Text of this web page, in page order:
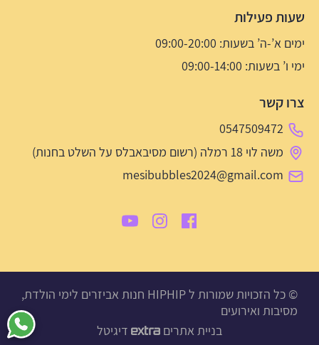
שעות פעילות
ימים א’-ה’ בשעות: 09:00-20:00
ימי ו’ בשעות: 09:00-14:00
צרו קשר
0547509472
משה לוי 18 רמלה (רשום מסיבאבלס על השלט בחנות)
mesibubbles2024@gmail.com
© כל הזכויות שמורות ל HIPHIP חנות אביזרים לימי הולדת,
מסיבות ואירועים
בניית אתרים
דיגיטל